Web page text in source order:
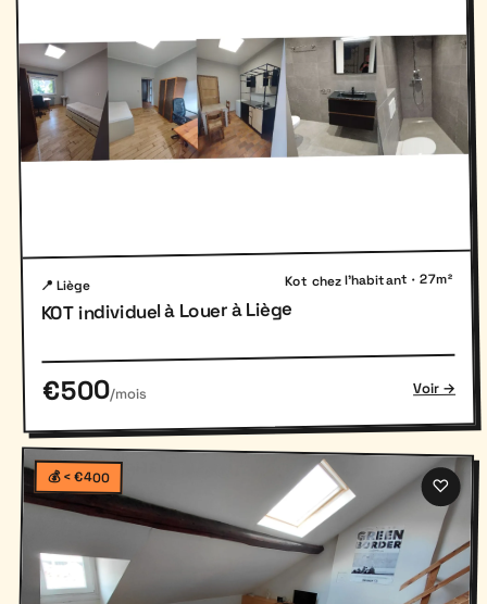
📍 Liège Kot chez l'habitant · 27m²
KOT individuel à Louer à Liège
€500/mois Voir →
💰 < €400 ♡